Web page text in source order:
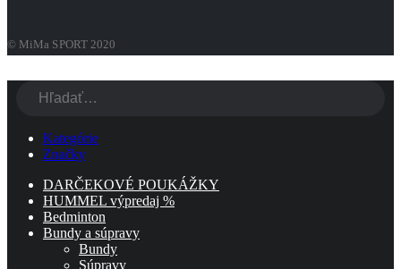
© MiMa SPORT 2020
Kategórie
Značky
DARČEKOVÉ POUKÁŽKY
HUMMEL výpredaj %
Bedminton
Bundy a súpravy
Bundy
Súpravy